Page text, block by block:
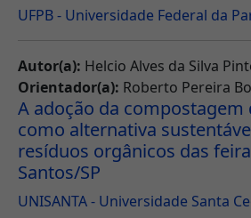
UFPB - Universidade Federal da
Autor(a): Helcio Alves da Silva
Orientador(a): Roberto Pereira
A adoção da compostagem
como alternativa
resíduos orgânicos das
Santos/SP
UNISANTA - Universidade Santa